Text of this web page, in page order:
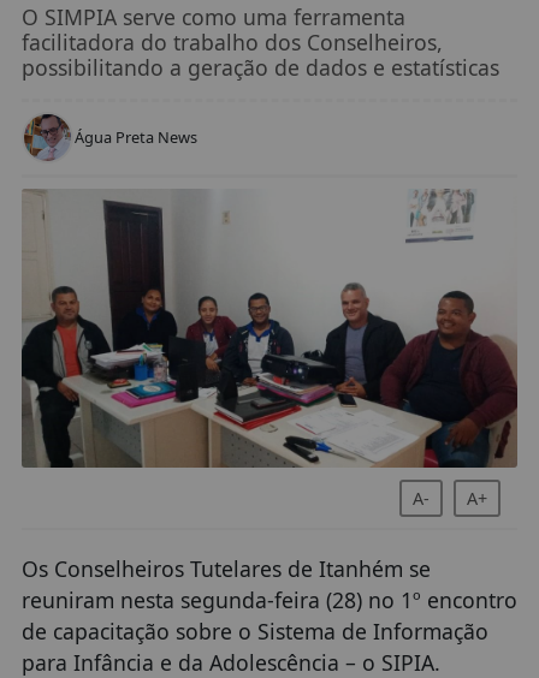
O SIMPIA serve como uma ferramenta
facilitadora do trabalho dos Conselheiros,
possibilitando a geração de dados e estatísticas
Água Preta News
A- A+
Os Conselheiros Tutelares de Itanhém se
reuniram nesta segunda-feira (28) no 1º encontro
de capacitação sobre o Sistema de Informação
para Infância e da Adolescência – o SIPIA.